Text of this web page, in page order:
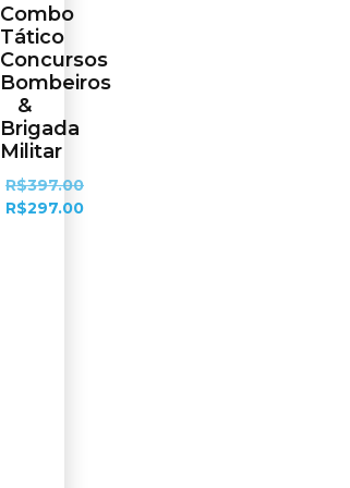
Combo
Tático
Concursos
Bombeiros
&
Brigada
Militar
R$397.00
R$297.00